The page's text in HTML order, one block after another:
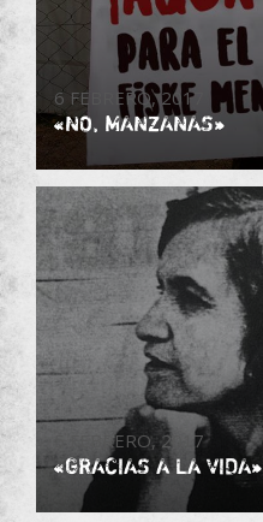
6 FEBRERO, 2017
«NO, MANZANAS»
5 FEBRERO, 2017
«GRACIAS A LA VIDA»